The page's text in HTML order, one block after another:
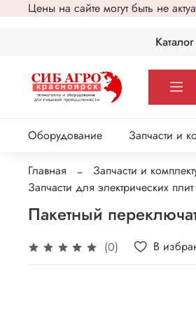
Цены на сайте могут быть не
Каталог
Оборудование Запчасти и
Главная Запчасти и
Запчасти для электрических
Пакетный
(0) В